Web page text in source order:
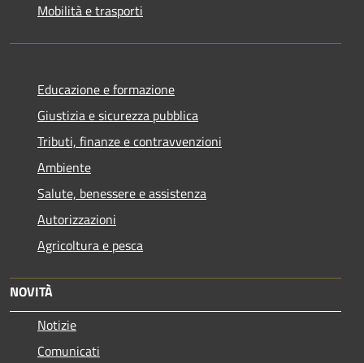
Mobilità e trasporti
Educazione e formazione
Giustizia e sicurezza pubblica
Tributi, finanze e contravvenzioni
Ambiente
Salute, benessere e assistenza
Autorizzazioni
Agricoltura e pesca
NOVITÀ
Notizie
Comunicati